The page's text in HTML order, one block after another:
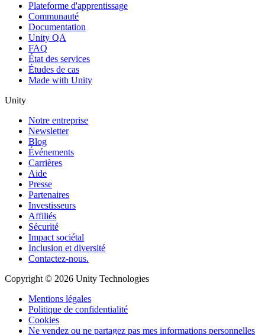
Plateforme d'apprentissage
Communauté
Documentation
Unity QA
FAQ
État des services
Études de cas
Made with Unity
Unity
Notre entreprise
Newsletter
Blog
Événements
Carrières
Aide
Presse
Partenaires
Investisseurs
Affiliés
Sécurité
Impact sociétal
Inclusion et diversité
Contactez-nous.
Copyright © 2026 Unity Technologies
Mentions légales
Politique de confidentialité
Cookies
Ne vendez ou ne partagez pas mes informations personnelles